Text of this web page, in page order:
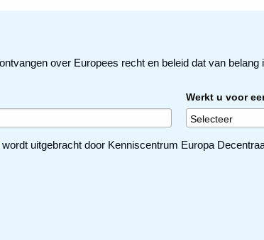
over Europees recht en beleid dat van belang
Werkt u voor
wordt uitgebracht door Kenniscentrum Europa